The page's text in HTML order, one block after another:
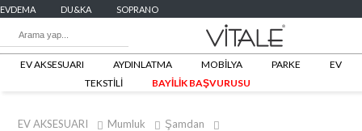
EVDEMA DU&KA SOPRANO
EV AKSESUARI AYDINLATMA MOBİLYA PARKE
EV
TEKSTİLİ
BAYİLİK BAŞVURUSU
EV AKSESUARI Mumluk Şamdan